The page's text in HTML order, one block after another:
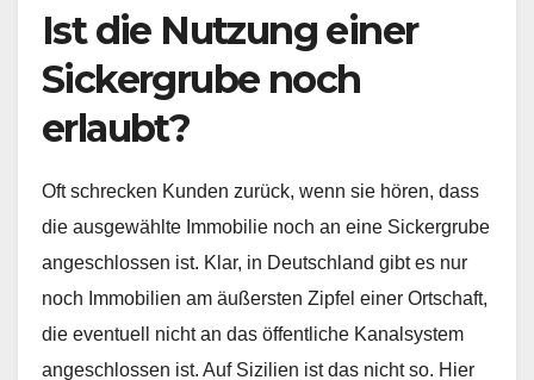
Ist die Nutzung einer
Sickergrube noch
erlaubt?
Oft schrecken Kunden zurück, wenn sie hören, dass
die ausgewählte Immobilie noch an eine Sickergrube
angeschlossen ist. Klar, in Deutschland gibt es nur
noch Immobilien am äußersten Zipfel einer Ortschaft,
die eventuell nicht an das öffentliche Kanalsystem
angeschlossen ist. Auf Sizilien ist das nicht so. Hier